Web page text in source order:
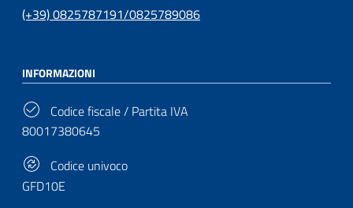
(+39) 0825787191/0825789086
INFORMAZIONI
Codice fiscale / Partita IVA
80017380645
Codice univoco
GFD10E